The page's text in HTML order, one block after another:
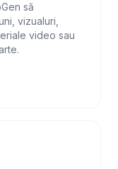
să
vizualuri,
video sau